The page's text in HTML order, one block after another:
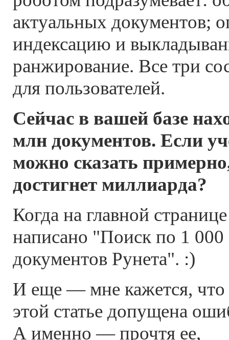
актуальных документов;
индексацию и
ранжирование. Все три
для пользователей.
Сейчас в вашей базе
млн документов. Если
можно сказать
достигнет миллиарда?
Когда на главной
написано "Поиск по 1 000
документов Рунета". :)
И еще — мне кажется, что
этой статье допущена
А именно — прочтя ее,